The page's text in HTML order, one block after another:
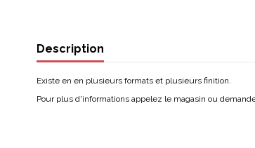
Description
Existe en en plusieurs formats et plusieurs finition.
Pour plus d'informations appelez le magasin ou